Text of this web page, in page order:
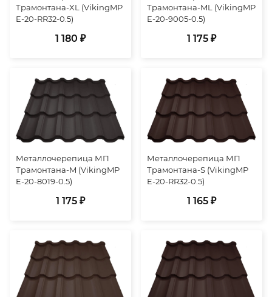
Трамонтана-XL (VikingMP
E-20-RR32-0.5)
1 180 ₽
Трамонтана-ML (VikingMP
E-20-9005-0.5)
1 175 ₽
Металлочерепица МП
Трамонтана-M (VikingMP
E-20-8019-0.5)
1 175 ₽
Металлочерепица МП
Трамонтана-S (VikingMP
E-20-RR32-0.5)
1 165 ₽